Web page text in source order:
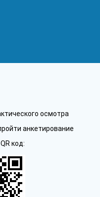
осмотра
анкетирование
код: